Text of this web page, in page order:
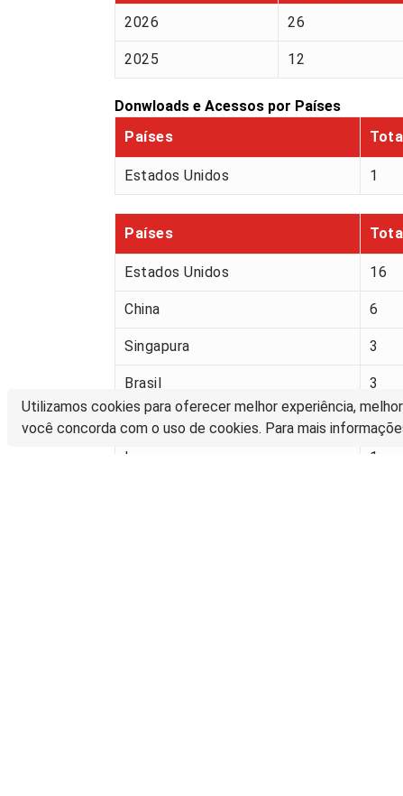
Utilizamos cookies para oferecer melhor experiência,
você concorda com o uso de cookies. Para mais
2026 26
2025 12
Donwloads e Acessos por Países
Países
Estados Unidos 1
Países
Estados Unidos 16
China 6
Singapura 3
Brasil 3
Iraque 1